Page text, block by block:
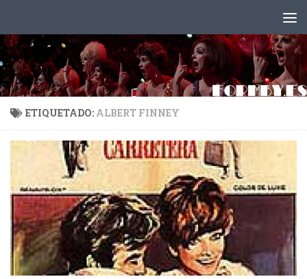
ETIQUETADO: ALBERT FINNEY